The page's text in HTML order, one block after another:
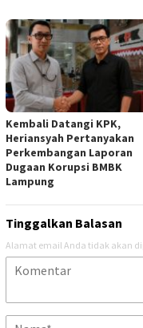
Kembali Datangi KPK,
Heriansyah Pertanyakan
Perkembangan Laporan
Dugaan Korupsi BMBK
Lampung
Tinggalkan Balasan
Alamat email Anda tidak akan